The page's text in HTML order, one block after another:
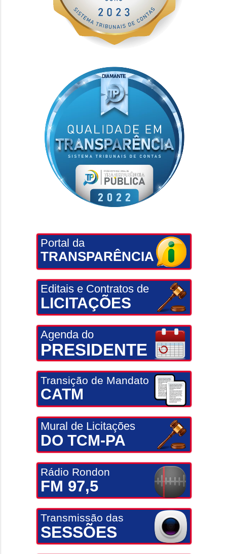
Portal da
TRANSPARÊNCIA
Editais e Contratos de
LICITAÇÕES
Agenda do
PRESIDENTE
Transição de Mandato
CATM
Mural de Licitações
DO TCM-PA
Rádio Rondon
FM 97,5
Transmissão das
SESSÕES